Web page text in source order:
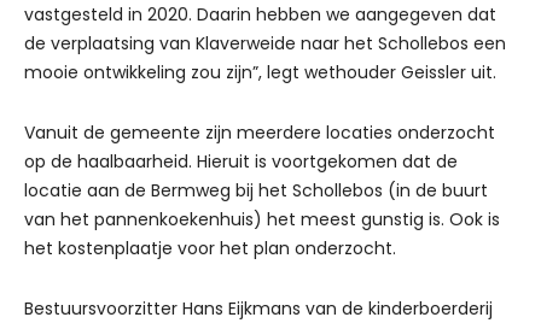
vastgesteld in 2020. Daarin hebben we aangegeven dat
de verplaatsing van Klaverweide naar het Schollebos een
mooie ontwikkeling zou zijn”, legt wethouder Geissler uit.
Vanuit de gemeente zijn meerdere locaties onderzocht
op de haalbaarheid. Hieruit is voortgekomen dat de
locatie aan de Bermweg bij het Schollebos (in de buurt
van het pannenkoekenhuis) het meest gunstig is. Ook is
het kostenplaatje voor het plan onderzocht.
Bestuursvoorzitter Hans Eijkmans van de kinderboerderij